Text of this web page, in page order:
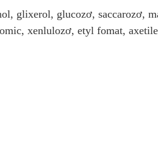
glixerol, glucozơ, saccarozơ,
xenlulozơ, etyl fomat,